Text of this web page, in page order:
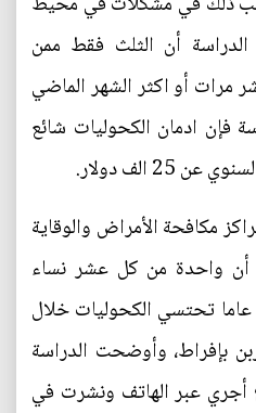
أن الثلث فقط ممن
مرات أو اكثر الشهر الماضي
فإن ادمان الكحوليات شائع
الف دولار.
مكافحة الأمراض والوقاية
أن واحدة من كل عشر نساء
حوامل في سن 18 إلى 44 عاما تحتسي الكحوليات خلال
بإفراط، وأوضحت الدراسة
أجري عبر الهاتف ونشرت في